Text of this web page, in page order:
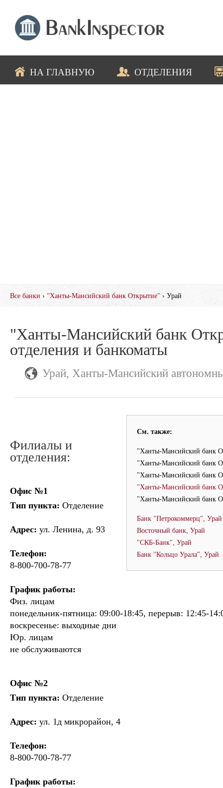
НА ГЛАВНУЮ ОТДЕЛЕНИЯ
Все банки › "Ханты-Мансийский банк Открытие"› Урай
"Ханты-Мансийский банк
отделения и банкоматы
Урай, Ханты-Мансийский
См. также:
"Ханты-Мансийский банк
"Ханты-Мансийский банк
"Ханты-Мансийский банк
"Ханты-Мансийский банк
"Ханты-Мансийский банк
Банк "Петрокоммерц", Урай
Восточный банк, Урай
"СКБ-Банк", Урай
Банк "Кольцо Урала", Урай
Филиалы и
отделения:
Офис №1
Тип пункта: Отделение
Адрес: ул. Ленина, д. 93
Телефон:
8-800-700-78-77
График работы:
Физ. лицам
понедельник-пятница: 09:00-18:45, перерыв: 12:45-
воскресенье: выходные дни
Юр. лицам
не обслуживаются
Офис №2
Тип пункта: Отделение
Адрес: ул. 1д микрорайон, 4
Телефон:
8-800-700-78-77
График работы: